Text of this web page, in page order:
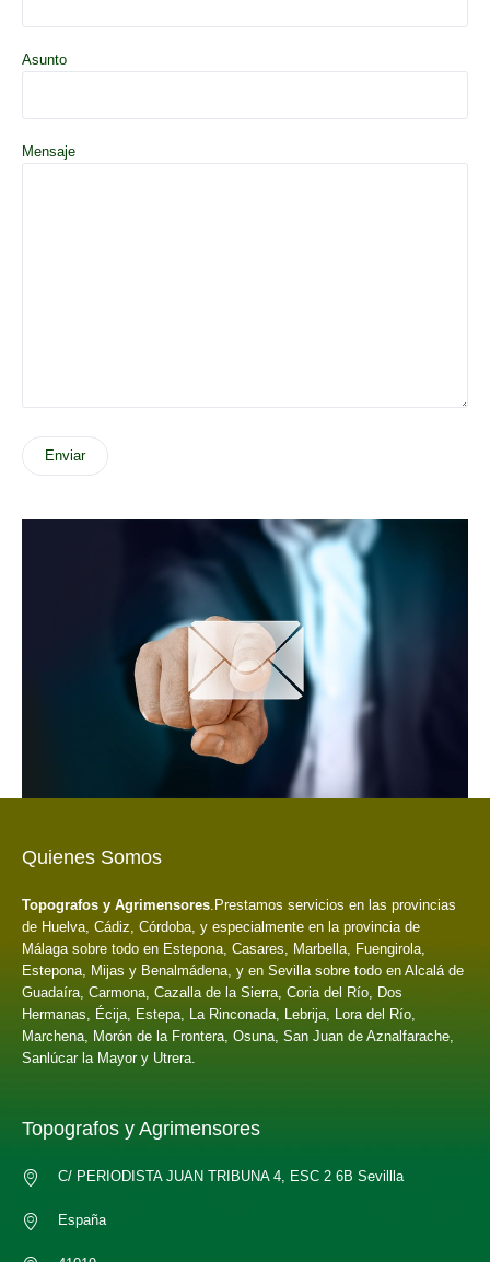
Asunto
Mensaje
Quienes Somos
Topografos y Agrimensores.Prestamos servicios en las provincias
de Huelva, Cádiz, Córdoba, y especialmente en la provincia de
Málaga sobre todo en Estepona, Casares, Marbella, Fuengirola,
Estepona, Mijas y Benalmádena, y en Sevilla sobre todo en Alcalá de
Guadaíra, Carmona, Cazalla de la Sierra, Coria del Río, Dos
Hermanas, Écija, Estepa, La Rinconada, Lebrija, Lora del Río,
Marchena, Morón de la Frontera, Osuna, San Juan de Aznalfarache,
Sanlúcar la Mayor y Utrera.
Topografos y Agrimensores
C/ PERIODISTA JUAN TRIBUNA 4, ESC 2 6B Sevillla
España